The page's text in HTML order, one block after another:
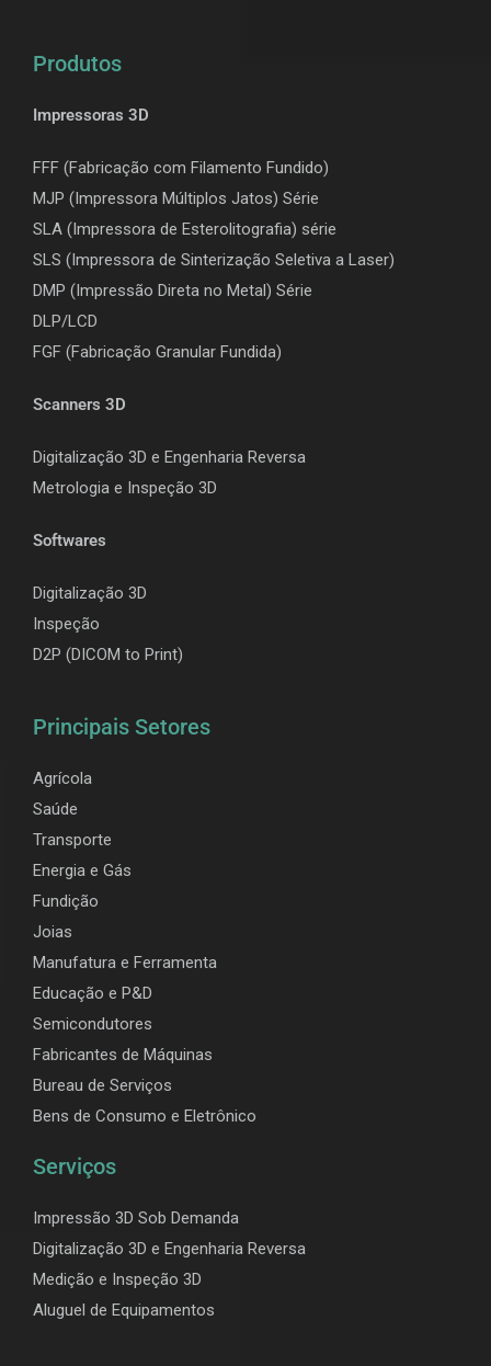
Produtos
Impressoras 3D
FFF (Fabricação com Filamento Fundido)
MJP (Impressora Múltiplos Jatos) Série
SLA (Impressora de Esterolitografia) série
SLS (Impressora de Sinterização Seletiva a Laser)
DMP (Impressão Direta no Metal) Série
DLP/LCD
FGF (Fabricação Granular Fundida)
Scanners 3D
Digitalização 3D e Engenharia Reversa
Metrologia e Inspeção 3D
Softwares
Digitalização 3D
Inspeção
D2P (DICOM to Print)
Principais Setores
Agrícola
Saúde
Transporte
Energia e Gás
Fundição
Joias
Manufatura e Ferramenta
Educação e P&D
Semicondutores
Fabricantes de Máquinas
Bureau de Serviços
Bens de Consumo e Eletrônico
Serviços
Impressão 3D Sob Demanda
Digitalização 3D e Engenharia Reversa
Medição e Inspeção 3D
Aluguel de Equipamentos